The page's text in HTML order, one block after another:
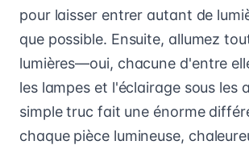
pour laisser entrer autant de
que possible. Ensuite, allumez
lumières—oui, chacune d'entre
les lampes et l'éclairage sous les
simple truc fait une énorme
chaque pièce lumineuse,